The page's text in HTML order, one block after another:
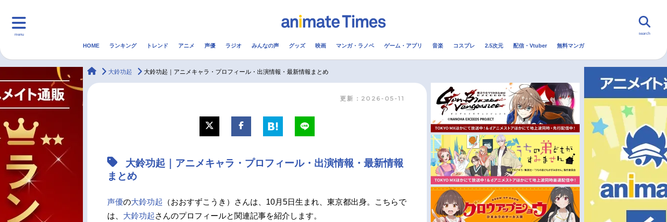
menu
マンガ・ラノベ 2.5次元 配信・Vtuber トレンド 無料マンガ
声優記事一覧
アニメ映画一覧
男性声優/女性声優一覧
今期アニメ曜日別一覧
夏アニメ
秋アニメ
冬アニメ
search
HOME ランキング トレンド アニメ 声優 ラジオ みんなの声 グッズ 映画 マンガ・ラノベ ゲーム・アプリ 音楽 コスプレ 2.5次元 配信・Vtuber 無料マンガ
animateTimes
大鈴功起 大鈴功起｜アニメキャラ・プロフィール・出演情報・最新情報まとめ
更新：2026-05-11
大鈴功起｜アニメキャラ・プロフィール・出演情報・最新情報
まとめ
声優の大鈴功起 （おおすずこうき）さんは、10月5日生まれ、東京都出身。こちらで
は、 大鈴功起さんのプロフィールと関連記事を紹介します。